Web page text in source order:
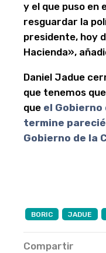
y el que puso en
resguardar la
presidente, hoy
Hacienda»,
Daniel Jadue
que tenemos
que el Gobierno
termine
Gobierno de la
BORIC JADUE
Compartir